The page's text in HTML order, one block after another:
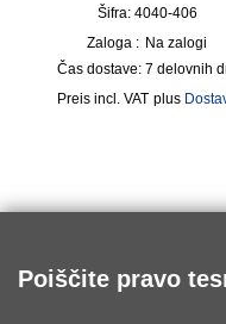
Šifra: 4040-406
Zaloga : Na zalogi
Čas dostave: 7 delovnih
incl. VAT plus
Poiščite pravo